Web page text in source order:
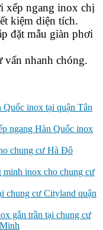
xếp ngang inox chị
kiệm diện tích.
đặt mẫu giàn phơi
vấn nhanh chóng.
ngang Hàn Quốc inox
minh inox cho chung cư
gắn trần tại chung cư